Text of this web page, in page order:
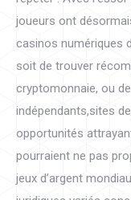
joueurs ont
casinos numériques
soit de trouver
cryptomonnaie, ou
indépendants,sites
opportunités
pourraient ne pas
jeux d’argent